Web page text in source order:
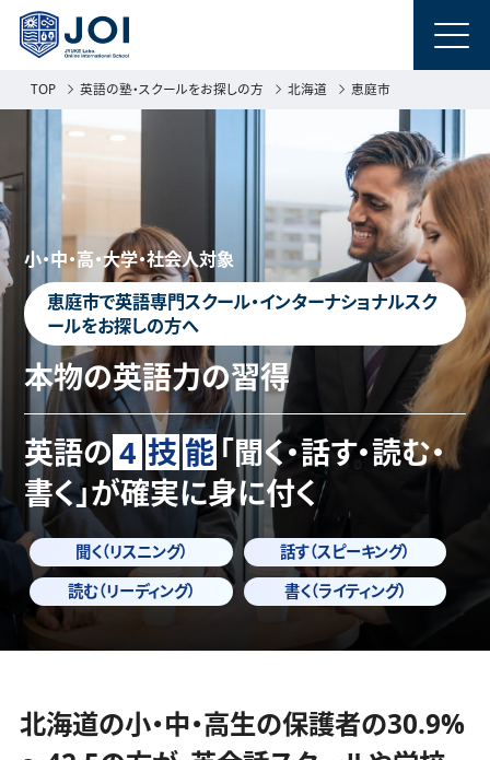
TOP 英語の塾・スクールをお探しの方 北海道 恵庭市
小・中・高・大学・社会人対象
恵庭市で英語専門スクール・インターナショナルスク
ールをお探しの方へ
本物の英語力の習得
英語の 4 技能 「聞く・話す・読む・
書く」が確実に身に付く
聞く（リスニング）
話す（スピーキング）
読む（リーディング）
書く（ライティング）
北海道の小・中・高生の保護者の30.9%